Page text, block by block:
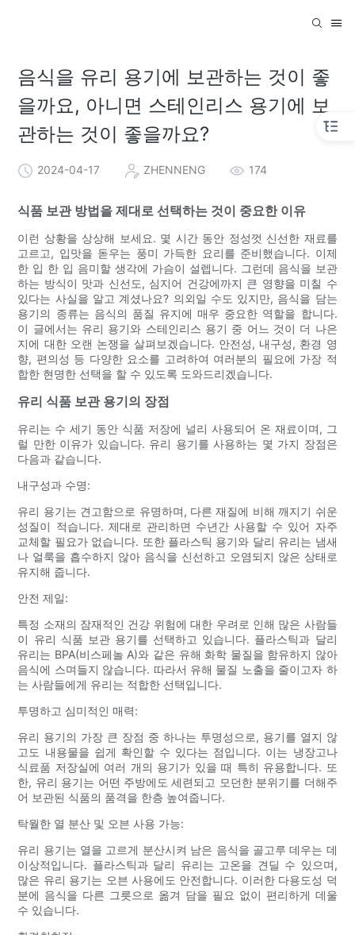
음식을 유리 용기에 보관하는 것이 좋
을까요, 아니면 스테인리스 용기에 보
관하는 것이 좋을까요?
2024-04-17 ZHENNENG 174
식품 보관 방법을 제대로 선택하는 것이 중요한 이유
이런 상황을 상상해 보세요. 몇 시간 동안 정성껏 신선한 재료를
고르고, 입맛을 돋우는 풍미 가득한 요리를 준비했습니다. 이제
한 입 한 입 음미할 생각에 가슴이 설렙니다. 그런데 음식을 보관
하는 방식이 맛과 신선도, 심지어 건강에까지 큰 영향을 미칠 수
있다는 사실을 알고 계셨나요? 의외일 수도 있지만, 음식을 담는
용기의 종류는 음식의 품질 유지에 매우 중요한 역할을 합니다.
이 글에서는 유리 용기와 스테인리스 용기 중 어느 것이 더 나은
지에 대한 오랜 논쟁을 살펴보겠습니다. 안전성, 내구성, 환경 영
향, 편의성 등 다양한 요소를 고려하여 여러분의 필요에 가장 적
합한 현명한 선택을 할 수 있도록 도와드리겠습니다.
유리 식품 보관 용기의 장점
유리는 수 세기 동안 식품 저장에 널리 사용되어 온 재료이며, 그
럴 만한 이유가 있습니다. 유리 용기를 사용하는 몇 가지 장점은
다음과 같습니다.
내구성과 수명:
유리 용기는 견고함으로 유명하며, 다른 재질에 비해 깨지기 쉬운
성질이 적습니다. 제대로 관리하면 수년간 사용할 수 있어 자주
교체할 필요가 없습니다. 또한 플라스틱 용기와 달리 유리는 냄새
나 얼룩을 흡수하지 않아 음식을 신선하고 오염되지 않은 상태로
유지해 줍니다.
안전 제일:
특정 소재의 잠재적인 건강 위험에 대한 우려로 인해 많은 사람들
이 유리 식품 보관 용기를 선택하고 있습니다. 플라스틱과 달리
유리는 BPA(비스페놀 A)와 같은 유해 화학 물질을 함유하지 않아
음식에 스며들지 않습니다. 따라서 유해 물질 노출을 줄이고자 하
는 사람들에게 유리는 적합한 선택입니다.
투명하고 심미적인 매력:
유리 용기의 가장 큰 장점 중 하나는 투명성으로, 용기를 열지 않
고도 내용물을 쉽게 확인할 수 있다는 점입니다. 이는 냉장고나
식료품 저장실에 여러 개의 용기가 있을 때 특히 유용합니다. 또
한, 유리 용기는 어떤 주방에도 세련되고 모던한 분위기를 더해주
어 보관된 식품의 품격을 한층 높여줍니다.
탁월한 열 분산 및 오븐 사용 가능:
유리 용기는 열을 고르게 분산시켜 남은 음식을 골고루 데우는 데
이상적입니다. 플라스틱과 달리 유리는 고온을 견딜 수 있으며,
많은 유리 용기는 오븐 사용에도 안전합니다. 이러한 다용도성 덕
분에 음식을 다른 그릇으로 옮겨 담을 필요 없이 편리하게 데울
수 있습니다.